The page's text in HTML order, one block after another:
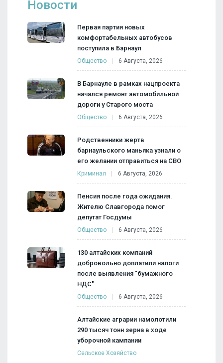
Новости
Первая партия новых
комфортабельных автобусов
поступила в Барнаул
Общество 6 Августа, 2026
В Барнауле в рамках нацпроекта
начался ремонт автомобильной
дороги у Старого моста
Общество 6 Августа, 2026
Родственники жертв
барнаульского маньяка узнали о
его желании отправиться на СВО
Криминал 6 Августа, 2026
Пенсия после года ожидания.
Жителю Славгорода помог
депутат Госдумы
Общество 6 Августа, 2026
130 алтайских компаний
добровольно доплатили налоги
после выявления "бумажного
НДС"
Общество 6 Августа, 2026
Алтайские аграрии намолотили
290 тысяч тонн зерна в ходе
уборочной кампании
Сельское Хозяйство